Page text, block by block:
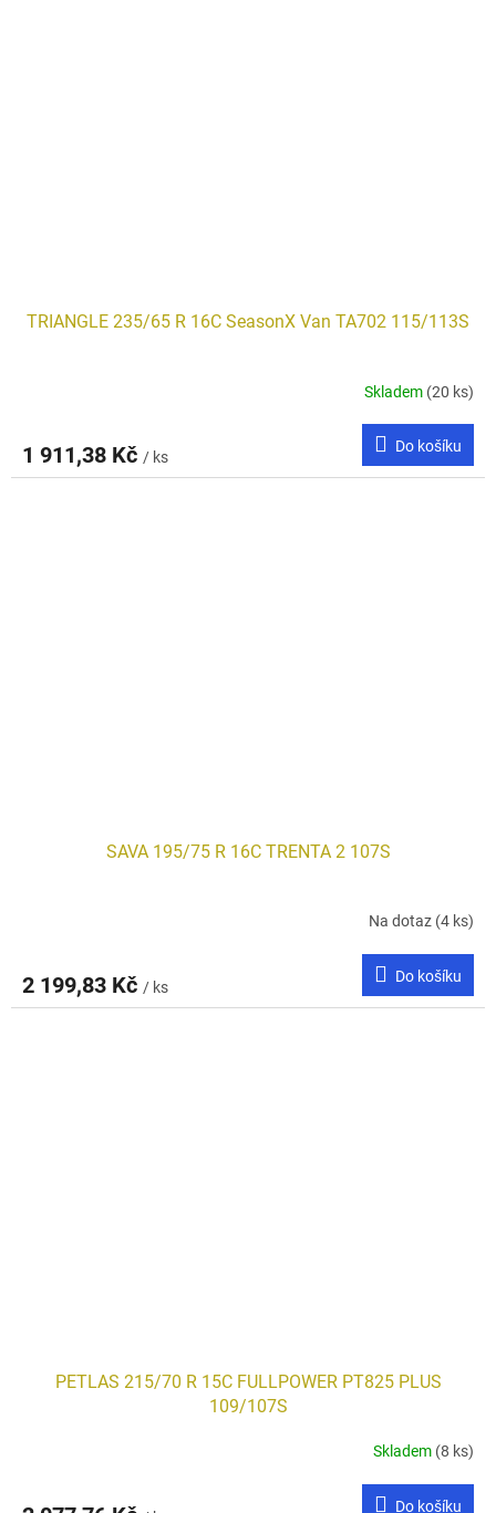
TRIANGLE 235/65 R 16C SeasonX Van TA702 115/113S
Skladem (20 ks)
1 911,38 Kč / ks
Do košíku
SAVA 195/75 R 16C TRENTA 2 107S
Na dotaz (4 ks)
2 199,83 Kč / ks
Do košíku
PETLAS 215/70 R 15C FULLPOWER PT825 PLUS
109/107S
Skladem (8 ks)
Do košíku